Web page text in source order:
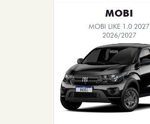
MOBI
MOBI LIKE 1.0 2027
2026/2027